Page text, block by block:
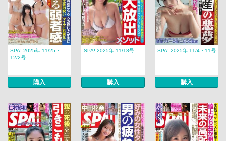
SPA! 2025年 11/25・
12/2号
購入
SPA! 2025年 11/18号
購入
SPA! 2025年 11/4・11号
購入